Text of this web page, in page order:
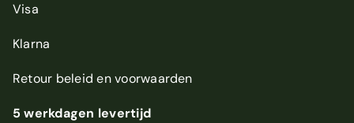
Visa
Klarna
Retour beleid envoorwaarden
5 werkdagen levertijd